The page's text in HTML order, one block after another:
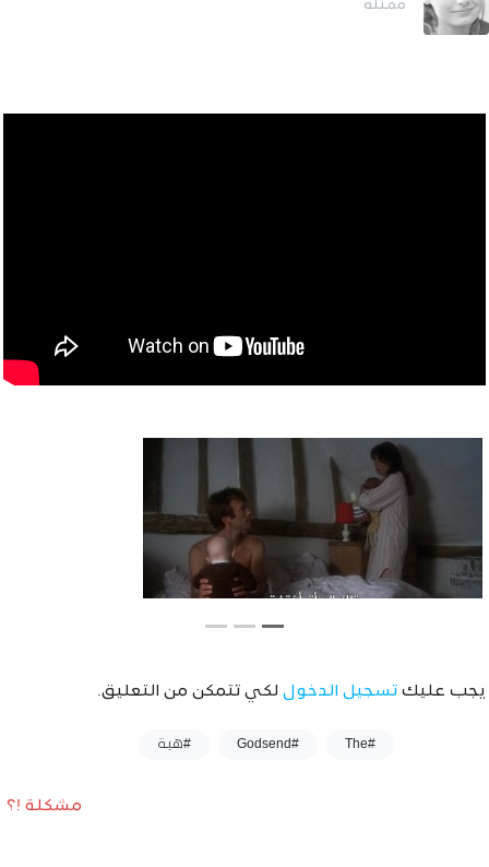
ممثلة
يجب عليك تسجيل الدخول لكي تتمكن من التعليق.
#The
#Godsend #هبة
مشكلة !؟